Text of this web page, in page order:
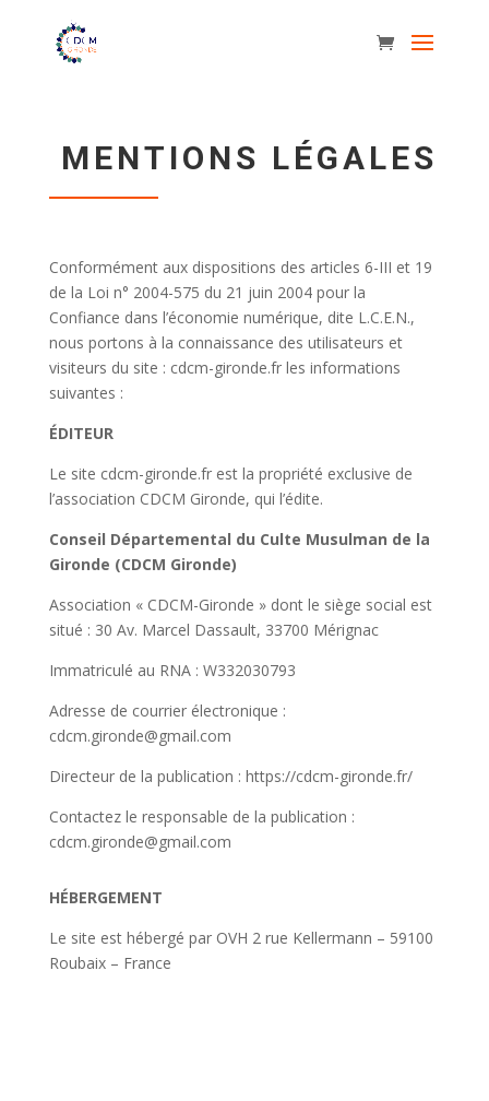
MENTIONS LÉGALES
Conformément aux dispositions des articles 6-III et 19
de la Loi n° 2004-575 du 21 juin 2004 pour la
Confiance dans l’économie numérique, dite L.C.E.N.,
nous portons à la connaissance des utilisateurs et
visiteurs du site : cdcm-gironde.fr les informations
suivantes :
ÉDITEUR
Le site cdcm-gironde.fr est la propriété exclusive de
l’association CDCM Gironde, qui l’édite.
Conseil Départemental du Culte Musulman de la
Gironde (CDCM Gironde)
Association « CDCM-Gironde » dont le siège social est
situé : 30 Av. Marcel Dassault, 33700 Mérignac
Immatriculé au RNA : W332030793
Adresse de courrier électronique :
cdcm.gironde@gmail.com
Directeur de la publication : https://cdcm-gironde.fr/
Contactez le responsable de la publication :
cdcm.gironde@gmail.com
HÉBERGEMENT
Le site est hébergé par OVH 2 rue Kellermann – 59100
Roubaix – France